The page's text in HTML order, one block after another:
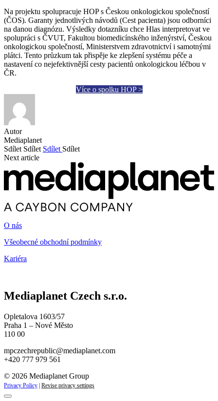
Na projektu spolupracuje HOP s Českou onkologickou společností
(ČOS). Garanty jednotlivých návodů (Cest pacienta) jsou odborníci
na danou diagnózu. Výsledky dotazníku chce Hlas interpretovat ve
spolupráci s ČVUT, Fakultou biomedicínského inženýrství, Českou
onkologickou společností, Ministerstvem zdravotnictví i samotnými
plátci. Tento průzkum tak přispěje ke zlepšení systému péče a
nastavení co nejefektivnější cesty pacientů onkologickou léčbou v
ČR.
Více o spolku HOP >
Autor
Mediaplanet
Sdílet Sdílet Sdílet Sdílet
Next article
O nás
Všeobecné obchodní podmínky
Kariéra
Mediaplanet Czech s.r.o.
Opletalova 1603/57
Praha 1 – Nové Město
110 00
mpczechrepublic@mediaplanet.com
+420 777 979 561
© 2026 Mediaplanet Group
Privacy Policy Revise privacy settings